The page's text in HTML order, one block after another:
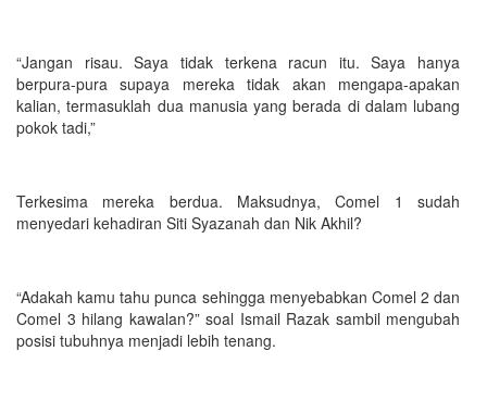
“Jangan risau. Saya tidak terkena racun itu. Saya hanya
berpura-pura supaya mereka tidak akan mengapa-apakan
kalian, termasuklah dua manusia yang berada di dalam lubang
pokok tadi,”
Terkesima mereka berdua. Maksudnya, Comel 1 sudah
menyedari kehadiran Siti Syazanah dan Nik Akhil?
“Adakah kamu tahu punca sehingga menyebabkan Comel 2 dan
Comel 3 hilang kawalan?” soal Ismail Razak sambil mengubah
posisi tubuhnya menjadi lebih tenang.